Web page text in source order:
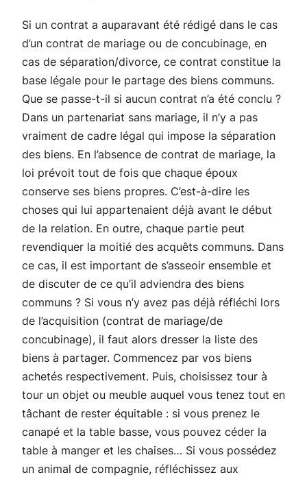
Si un contrat a auparavant été rédigé dans le cas
d’un contrat de mariage ou de concubinage, en
cas de séparation/divorce, ce contrat constitue la
base légale pour le partage des biens communs.
Que se passe-t-il si aucun contrat n’a été conclu ?
Dans un partenariat sans mariage, il n’y a pas
vraiment de cadre légal qui impose la séparation
des biens. En l’absence de contrat de mariage, la
loi prévoit tout de fois que chaque époux
conserve ses biens propres. C’est-à-dire les
choses qui lui appartenaient déjà avant le début
de la relation. En outre, chaque partie peut
revendiquer la moitié des acquêts communs. Dans
ce cas, il est important de s’asseoir ensemble et
de discuter de ce qu’il adviendra des biens
communs ? Si vous n’y avez pas déjà réfléchi lors
de l’acquisition (contrat de mariage/de
concubinage), il faut alors dresser la liste des
biens à partager. Commencez par vos biens
achetés respectivement. Puis, choisissez tour à
tour un objet ou meuble auquel vous tenez tout en
tâchant de rester équitable : si vous prenez le
canapé et la table basse, vous pouvez céder la
table à manger et les chaises… Si vous possédez
un animal de compagnie, réfléchissez aux